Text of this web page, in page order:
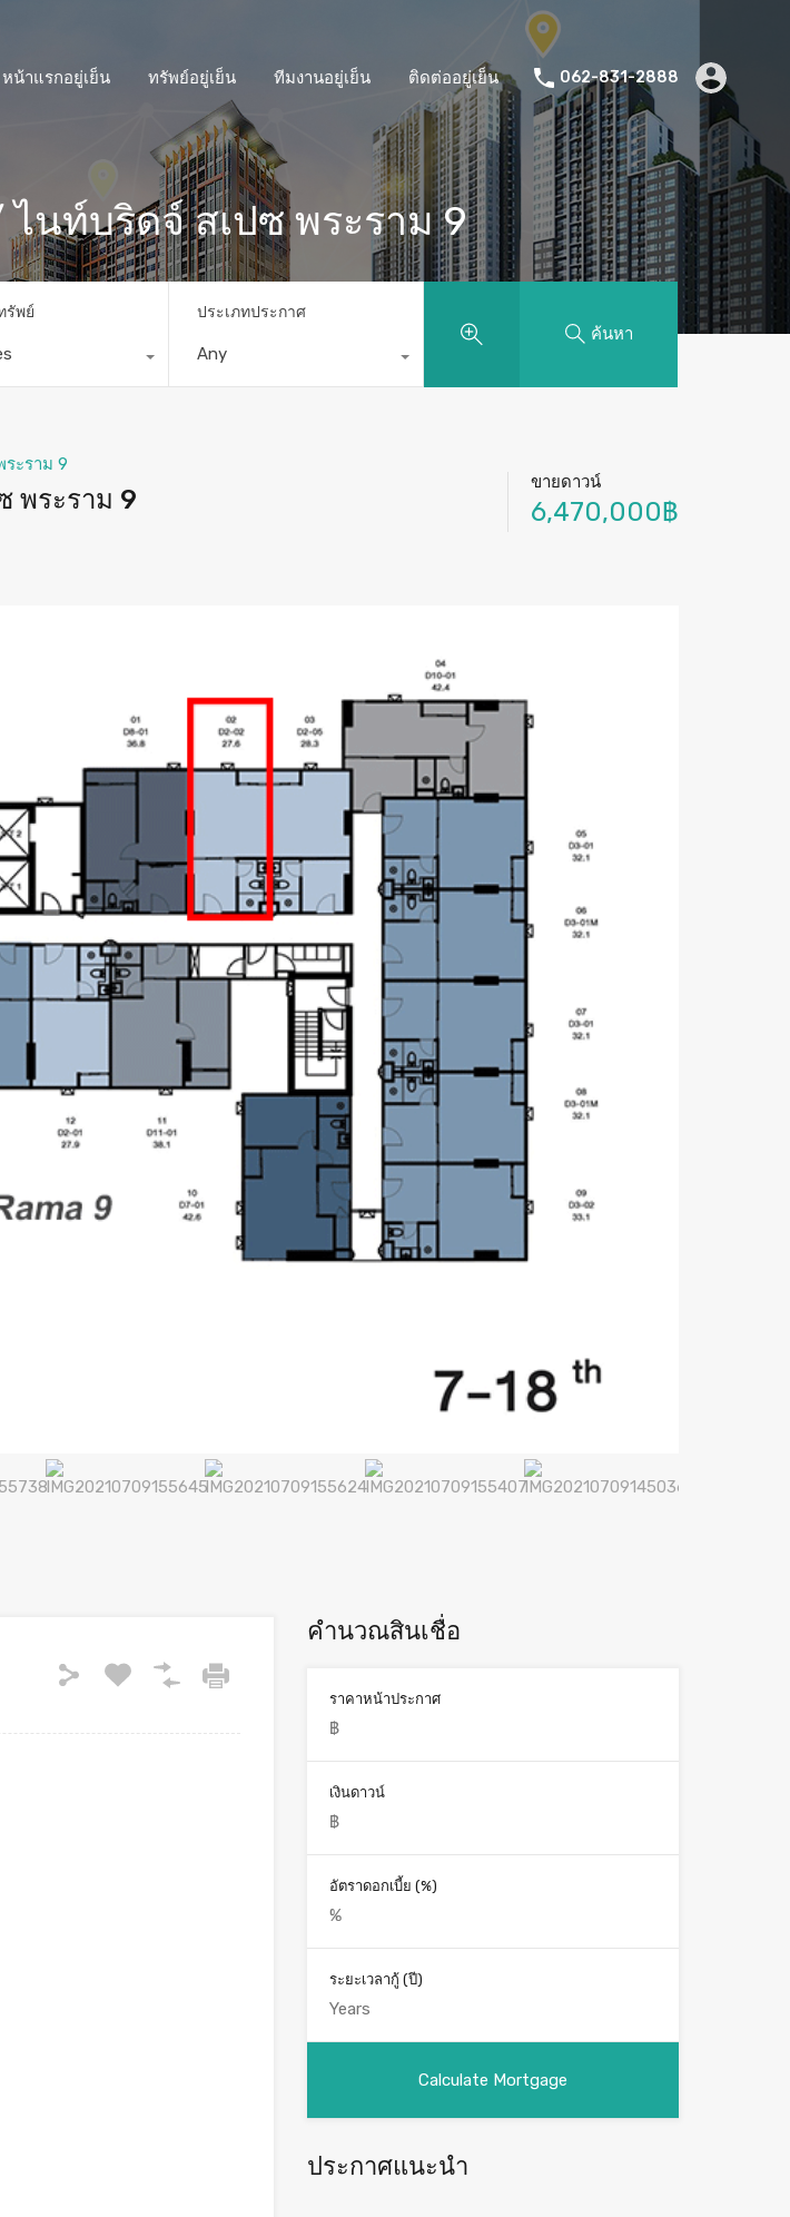
หน้าแรกอยู่เย็น ทรัพย์อยู่เย็น ทีมงานอยู่เย็น ติดต่ออยู่เย็น 062-831-2888
นท์บริดจ์ สเปซ พระราม 9
รัพย์ ประเภทประกาศ
Any
ค้นหา
ะราม 9
พระราม 9
ขายดาวน์
6,470,000฿
คำนวณสินเชื่อ
ราคาหน้าประกาศ
เงินดาวน์
อัตราดอกเบี้ย (%)
ระยะเวลากู้ (ปี)
ประกาศแนะนำ